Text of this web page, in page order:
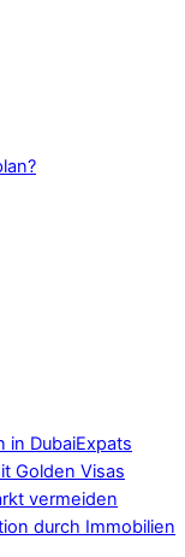
Expats
Golden Visas
durch Immobilien